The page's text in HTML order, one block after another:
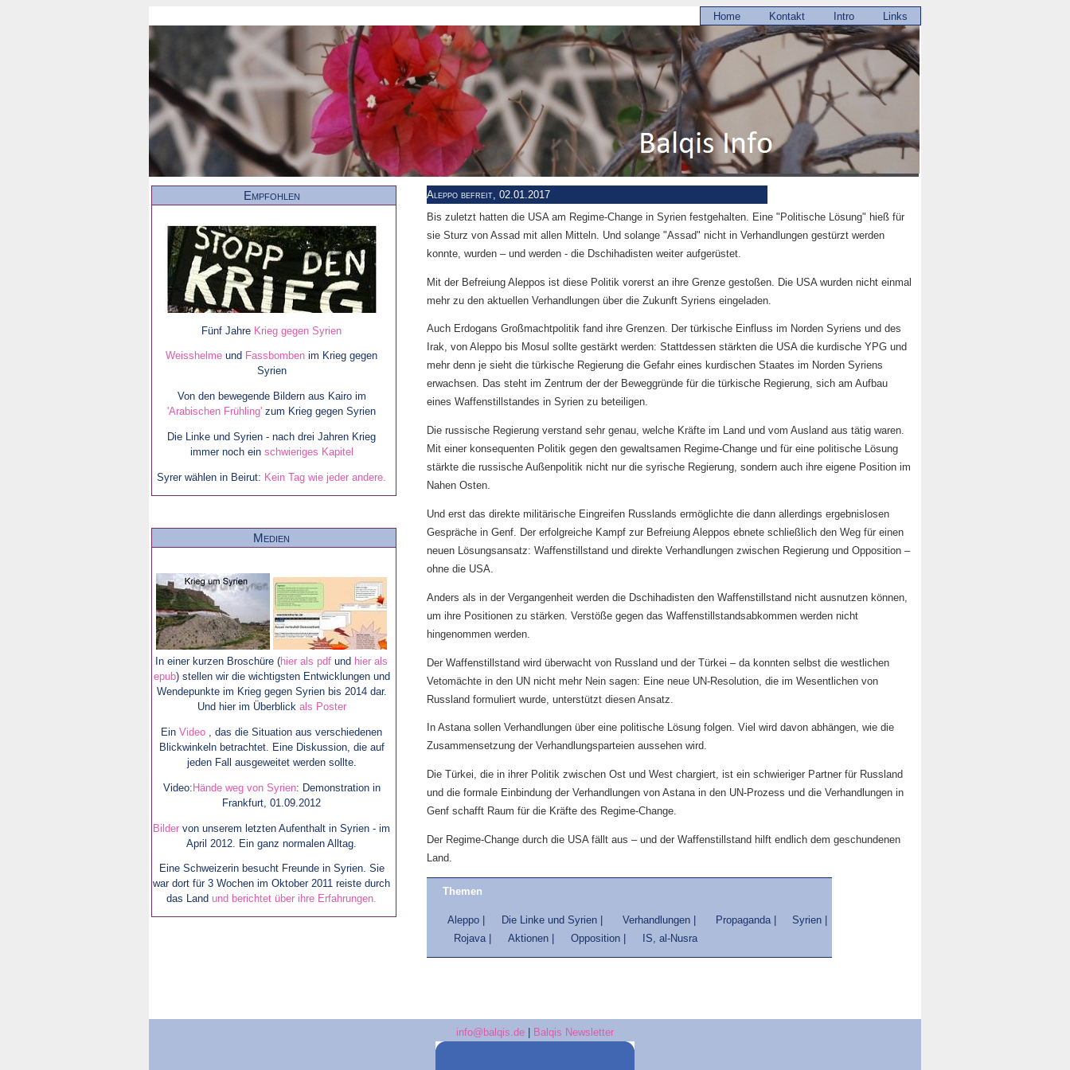
Home Kontakt Intro Links
Aleppo befreit, 02.01.2017
Bis zuletzt hatten die USA am Regime-Change in Syrien festgehalten. Eine "Politische Lösung" hieß für
sie Sturz von Assad mit allen Mitteln. Und solange "Assad" nicht in Verhandlungen gestürzt werden
konnte, wurden – und werden - die Dschihadisten weiter aufgerüstet.
Mit der Befreiung Aleppos ist diese Politik vorerst an ihre Grenze gestoßen. Die USA wurden nicht einmal
mehr zu den aktuellen Verhandlungen über die Zukunft Syriens eingeladen.
Auch Erdogans Großmachtpolitik fand ihre Grenzen. Der türkische Einfluss im Norden Syriens und des
Irak, von Aleppo bis Mosul sollte gestärkt werden: Stattdessen stärkten die USA die kurdische YPG und
mehr denn je sieht die türkische Regierung die Gefahr eines kurdischen Staates im Norden Syriens
erwachsen. Das steht im Zentrum der der Beweggründe für die türkische Regierung, sich am Aufbau
eines Waffenstillstandes in Syrien zu beteiligen.
Die russische Regierung verstand sehr genau, welche Kräfte im Land und vom Ausland aus tätig waren.
Mit einer konsequenten Politik gegen den gewaltsamen Regime-Change und für eine politische Lösung
stärkte die russische Außenpolitik nicht nur die syrische Regierung, sondern auch ihre eigene Position im
Nahen Osten.
Und erst das direkte militärische Eingreifen Russlands ermöglichte die dann allerdings ergebnislosen
Gespräche in Genf. Der erfolgreiche Kampf zur Befreiung Aleppos ebnete schließlich den Weg für einen
neuen Lösungsansatz: Waffenstillstand und direkte Verhandlungen zwischen Regierung und Opposition –
ohne die USA.
Anders als in der Vergangenheit werden die Dschihadisten den Waffenstillstand nicht ausnutzen können,
um ihre Positionen zu stärken. Verstöße gegen das Waffenstillstandsabkommen werden nicht
hingenommen werden.
Der Waffenstillstand wird überwacht von Russland und der Türkei – da konnten selbst die westlichen
Vetomächte in den UN nicht mehr Nein sagen: Eine neue UN-Resolution, die im Wesentlichen von
Russland formuliert wurde, unterstützt diesen Ansatz.
In Astana sollen Verhandlungen über eine politische Lösung folgen. Viel wird davon abhängen, wie die
Zusammensetzung der Verhandlungsparteien aussehen wird.
Die Türkei, die in ihrer Politik zwischen Ost und West chargiert, ist ein schwieriger Partner für Russland
und die formale Einbindung der Verhandlungen von Astana in den UN-Prozess und die Verhandlungen in
Genf schafft Raum für die Kräfte des Regime-Change.
Der Regime-Change durch die USA fällt aus – und der Waffenstillstand hilft endlich dem geschundenen
Land.
Themen
Aleppo | Die Linke und Syrien | Verhandlungen | Propaganda |
Syrien |
Rojava |
Aktionen | Opposition | IS, al-Nusra
Empfohlen
Fünf Jahre Krieg gegen Syrien
Weisshelmeund Fassbombenim Krieg gegen
Syrien
Von den bewegende Bildern aus Kairo im
'Arabischen Frühling' zum Krieg gegen Syrien
Die Linke und Syrien - nach drei Jahren Krieg
immer noch ein schwieriges Kapitel
Syrer wählen in Beirut: Kein Tag wie jeder andere.
Medien
In einer kurzen Broschüre (hier als pdf und hier als
epub) stellen wir die wichtigsten Entwicklungen und
Wendepunkte im Krieg gegen Syrien bis 2014 dar.
Und hier im Überblick als Poster
EinVideo
, das die Situation aus verschiedenen
Blickwinkeln betrachtet. Eine Diskussion, die auf
jeden Fall ausgeweitet werden sollte.
Video: Hände weg von Syrien: Demonstration in
Frankfurt, 01.09.2012
Bildervon unserem letzten Aufenthalt in Syrien - im
April 2012. Ein ganz normalen Alltag.
Eine Schweizerin besucht Freunde in Syrien. Sie
war dort für 3 Wochen im Oktober 2011 reiste durch
das Landund berichtet über ihre Erfahrungen.
info@balqis.de Balqis Newsletter